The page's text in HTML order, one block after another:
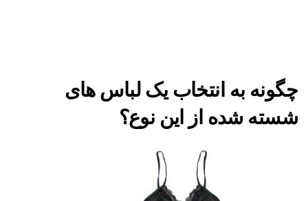
چگونه به انتخاب یک لباس های
شسته شده از این نوع؟